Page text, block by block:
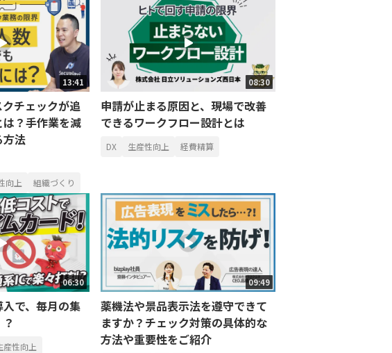
13:41
チェックが追
？手作業を減
方法
向上 組織づくり
08:30
申請が止まる原因と、現場で改善
できるワークフロー設計とは
DX 生産性向上 経費精算
06:30
で、毎月の集
産性向上
09:49
薬機法や景品表示法を遵守できて
ますか？チェック対策の具体的な
方法や重要性をご紹介